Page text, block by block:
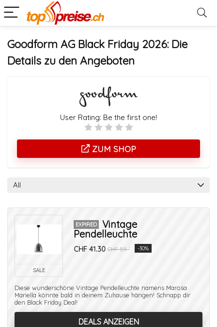
Goodform AG Black Friday 2026: Die
Details zu den Angeboten
User Rating: Be the first one!
ZUM SHOP
All
SALE
EXPIRED
Vintage
Pendelleuchte
CHF 41.30 CHF 59.-¹ -30%
Diese wunderschöne Vintage Pendelleuchte namens Marosa
Mariella könnte bald in deinem Zuhause hängen! Schnapp dir
den Black Friday Deal!
DEALS ANZEIGEN